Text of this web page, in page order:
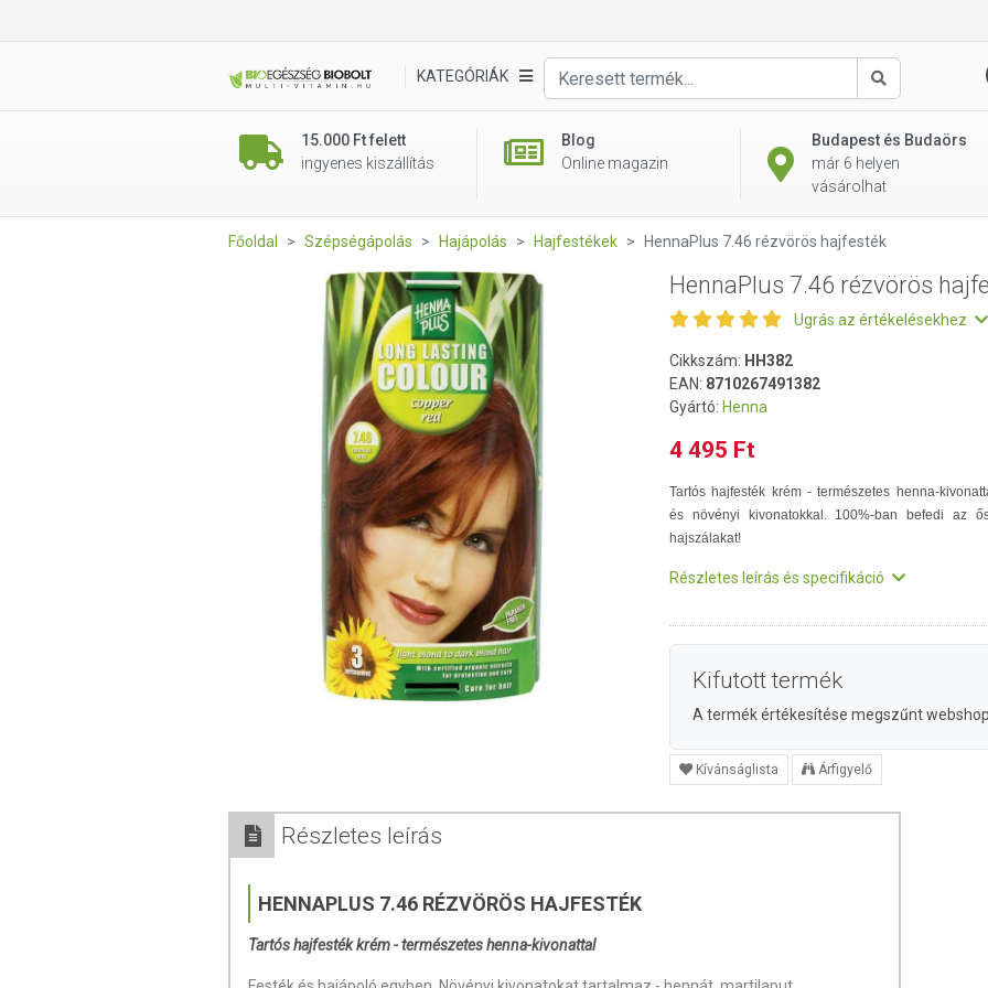
KATEGÓRIÁK
Keresés
15.000 Ft felett
ingyenes kiszállítás
Blog
Online magazin
Budapest és Budaörs
már 6 helyen
vásárolhat
Főoldal Szépségápolás Hajápolás Hajfestékek HennaPlus 7.46 rézvörös hajfesték
HennaPlus 7.46 rézvörös
Ugrás az értékelésekhez
Cikkszám: HH382
EAN: 8710267491382
Gyártó: Henna
4 495 Ft
Tartós hajfesték krém - természetes henna-
és növényi kivonatokkal. 100%-ban befedi az
hajszálakat!
Részletes leírás és specifikáció
Kifutott termék
A termék értékesítése megszűnt
Kívánságlista Árfigyelő
Részletes leírás
HENNAPLUS 7.46 RÉZVÖRÖS HAJFESTÉK
Tartós hajfesték krém - természetes henna-kivonattal